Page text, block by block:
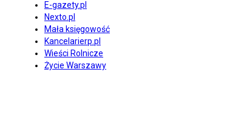
E-gazety.pl
Nexto.pl
Mała księgowość
Kancelarierp.pl
Wieści Rolnicze
Życie Warszawy